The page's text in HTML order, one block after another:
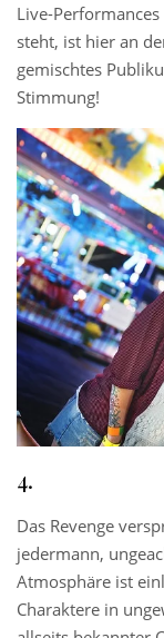
Live-
steht, ist hier an
gemischtes
Stimmung!
Das Revenge
jedermann,
Atmosphäre ist
Charaktere in